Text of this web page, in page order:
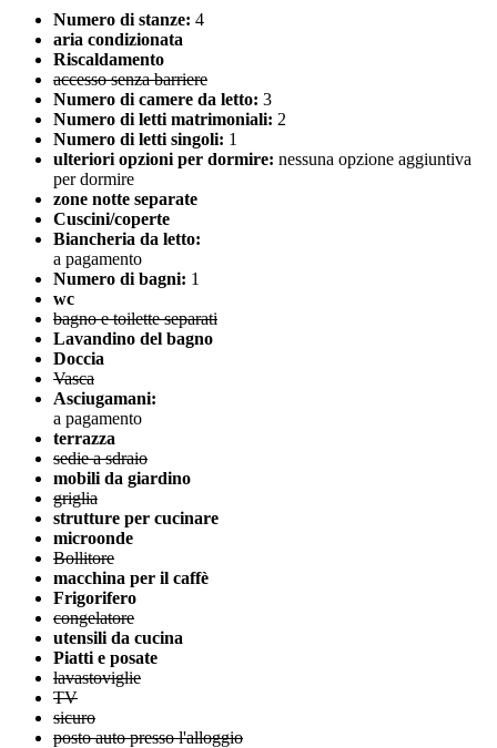
Numero di stanze: 4
aria condizionata
Riscaldamento
accesso senza barriere
Numero di camere da letto: 3
Numero di letti matrimoniali: 2
Numero di letti singoli: 1
ulteriori opzioni per dormire: nessuna opzione aggiuntiva
per dormire
zone notte separate
Cuscini/coperte
Biancheria da letto:
a pagamento
Numero di bagni: 1
wc
bagno e toilette separati
Lavandino del bagno
Doccia
Vasca
Asciugamani:
a pagamento
terrazza
sedie a sdraio
mobili da giardino
griglia
strutture per cucinare
microonde
Bollitore
macchina per il caffè
Frigorifero
congelatore
utensili da cucina
Piatti e posate
lavastoviglie
TV
sicuro
posto auto presso l'alloggio